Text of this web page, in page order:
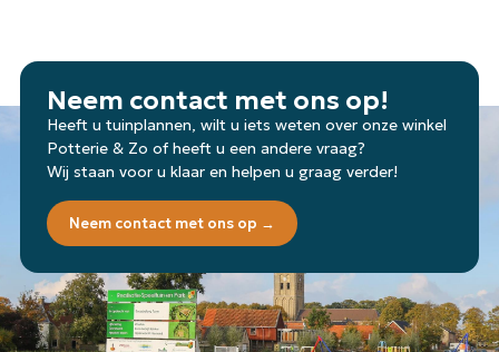
Neem contact met ons op!
Heeft u tuinplannen, wilt u iets weten over onze winkel
Potterie & Zo of heeft u een andere vraag?
Wij staan voor u klaar en helpen u graag verder!
Neem contact met ons op →